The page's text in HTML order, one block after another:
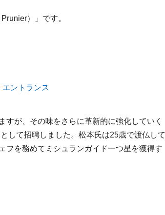
）」です。
が、その味をさらに革新的に強化していく
して招聘しました。松本氏は25歳で渡仏して
フを務めてミシュランガイド一つ星を獲得す